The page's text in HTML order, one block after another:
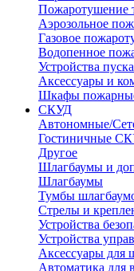
Пожаротушение
Аэрозольное
Газовое
Водопенное
Устройства пуска
Аксессуары и
Шкафы
СКУД
Автономные/
Гостиничные
Другое
Шлагбаумы и
Шлагбаумы
Тумбы
Стрелы и
Устройства
Устройства
Аксессуары для
Автоматика для